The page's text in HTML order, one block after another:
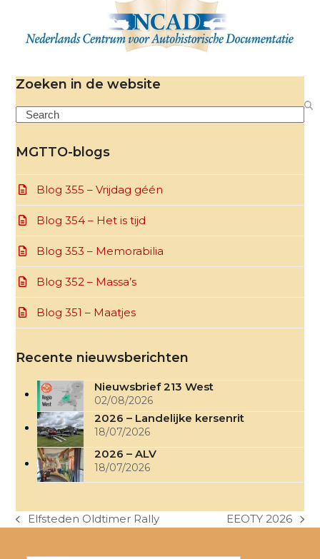
Zoeken in de website
Search
MGTTO-blogs
Blog 355 – Vrijdag géén
Blog 354 – Het is tijd
Blog 353 – Memorabilia
Blog 352 – Massa’s
Blog 351 – Maatjes
Recente nieuwsberichten
Nieuwsbrief 213 West
02/08/2026
2026 – Landelijke kersenrit
18/07/2026
2026 – ALV
18/07/2026
previous
Elfsteden Oldtimer Rally
next
EEOTY 2026